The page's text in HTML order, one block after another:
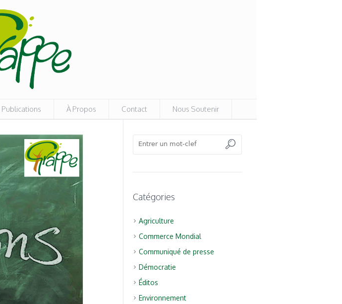
Publications À Propos Contact Nous Soutenir
Catégories
Agriculture
Commerce Mondial
Communiqué de presse
Démocratie
Éditos
Environnement